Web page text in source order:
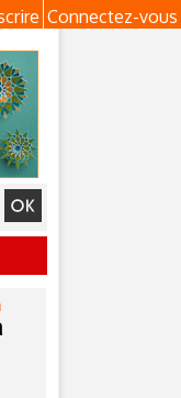
Connectez-vous